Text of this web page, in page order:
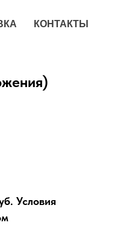
КОНТАКТЫ
Условия